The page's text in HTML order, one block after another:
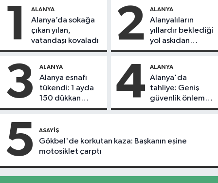
1 ALANYA
Alanya’da sokağa
çıkan yılan,
vatandaşı kovaladı
2 ALANYA
Alanyalıların
yıllardır beklediği
yol askıdan
döndü
3 ALANYA
Alanya esnafı
tükendi: 1 ayda
150 dükkan
kapandı
4 ALANYA
Alanya'da
tahliye: Geniş
güvenlik önlemi
alındı
5 ASAYIŞ
Gökbel'de korkutan kaza: Başkanın eşine
motosiklet çarptı